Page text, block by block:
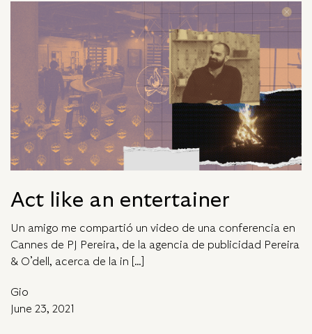
Act like an entertainer
Un amigo me compartió un video de una conferencia en
Cannes de PJ Pereira, de la agencia de publicidad Pereira
& O’dell, acerca de la in […]
Gio
June 23, 2021